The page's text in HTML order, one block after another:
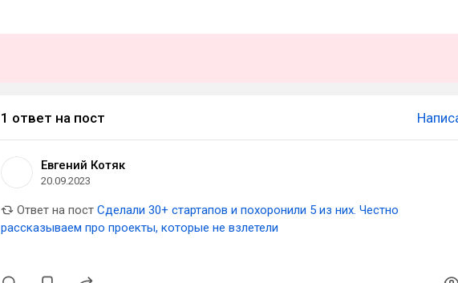
1 ответ на пост
Евгений Котяк
20.09.2023
Ответ на пост Сделали 30+ стартапов и похоронили 5 из них. Честно
рассказываем про проекты, которые не взлетели